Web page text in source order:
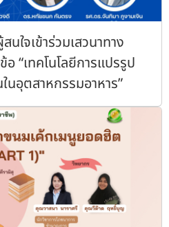
นใจเข้าร่วมเสวนาทาง
อ “เทคโนโลยีการแปรรูป
นอุตสาหกรรมอาหาร”